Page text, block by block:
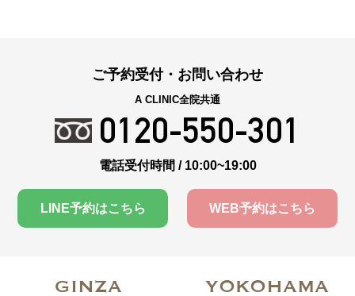
ご予約受付・お問い合わせ
A CLINIC全院共通
0120-550-301
電話受付時間 / 10:00~19:00
LINE予約はこちら WEB予約はこちら
GINZA YOKOHAMA